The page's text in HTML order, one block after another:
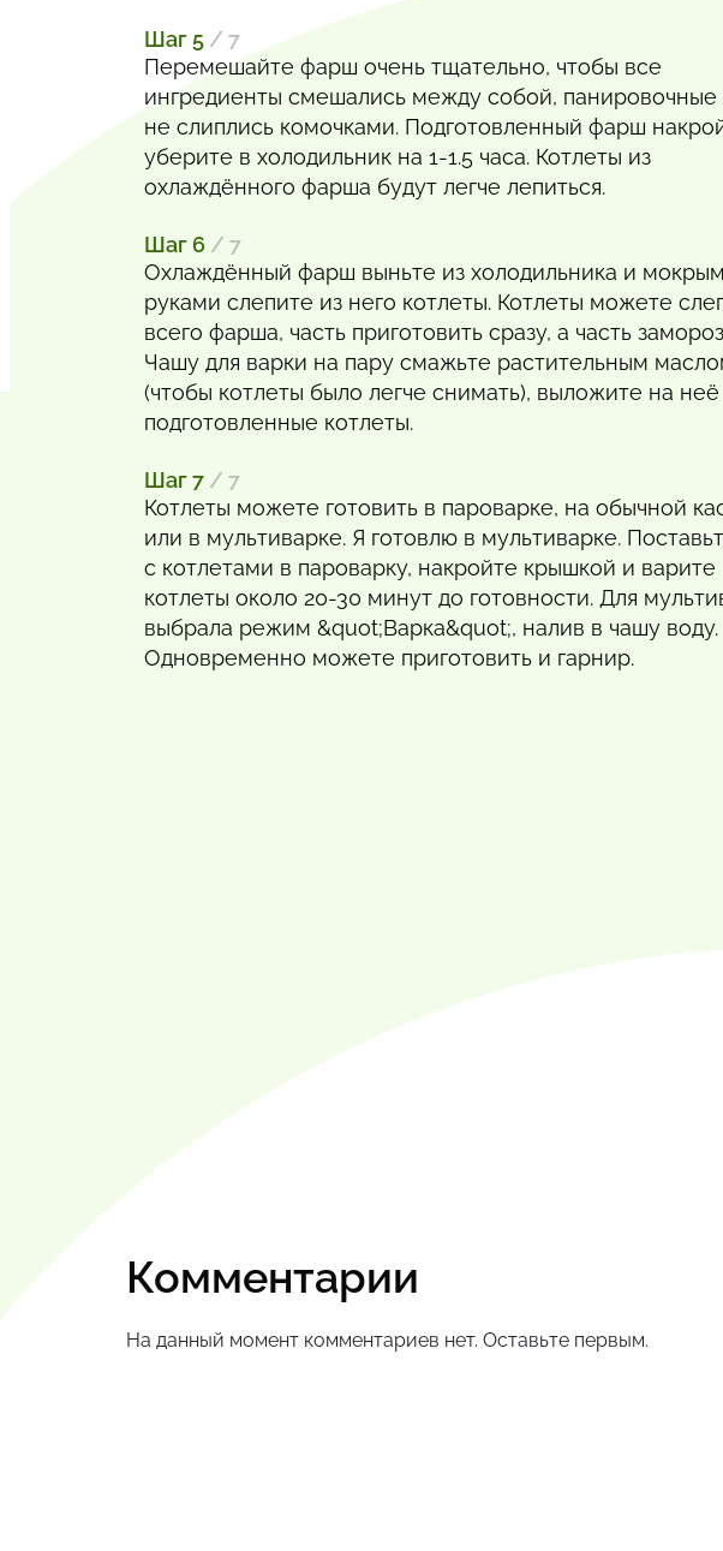
Шаг 5 / 7
Перемешайте фарш очень тщательно, чтобы все
ингредиенты смешались между собой, панировочные
не слиплись комочками. Подготовленный фарш
уберите в холодильник на 1-1.5 часа. Котлеты из
охлаждённого фарша будут легче лепиться.
Шаг 6 / 7
Охлаждённый фарш выньте из холодильника и
руками слепите из него котлеты. Котлеты можете
всего фарша, часть приготовить сразу, а часть
Чашу для варки на пару смажьте растительным
(чтобы котлеты было легче снимать), выложите на неё
подготовленные котлеты.
Шаг 7 / 7
Котлеты можете готовить в пароварке, на обычной
или в мультиварке. Я готовлю в мультиварке.
с котлетами в пароварку, накройте крышкой и варите
котлеты около 20-30 минут до готовности. Для
выбрала режим &quot;Варка&quot;, налив в чашу воду.
Одновременно можете приготовить и гарнир.
Комментарии
На данный момент комментариев нет. Оставьте первым.